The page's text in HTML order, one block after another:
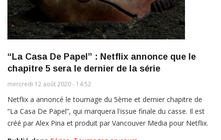
“La Casa De Papel” : Netflix annonce que le
chapitre 5 sera le dernier de la série
mercredi 12 août 2020 - 14:52
Netflix a annoncé le tournage du 5ème et dernier chapitre de
“La Casa De Papel”, qui marquera l'issue finale du casse. Il est
créé par Alex Pina et produit par Vancouver Media pour Netflix.